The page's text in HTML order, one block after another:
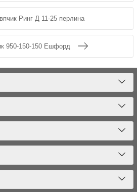
Ринг Д 11-25 перлина
950-150-150 Ешфорд